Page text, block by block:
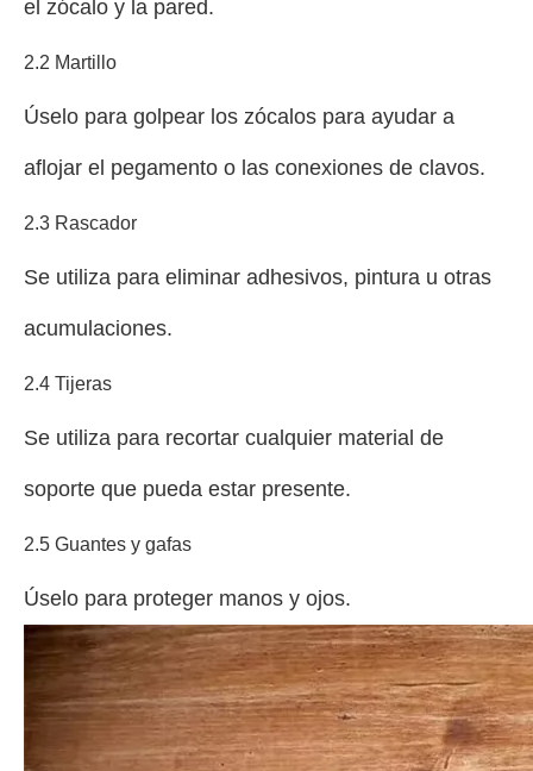
el zócalo y la pared.
2.2 Martillo
Úselo para golpear los zócalos para ayudar a
aflojar el pegamento o las conexiones de clavos.
2.3 Rascador
Se utiliza para eliminar adhesivos, pintura u otras
acumulaciones.
2.4 Tijeras
Se utiliza para recortar cualquier material de
soporte que pueda estar presente.
2.5 Guantes y gafas
Úselo para proteger manos y ojos.